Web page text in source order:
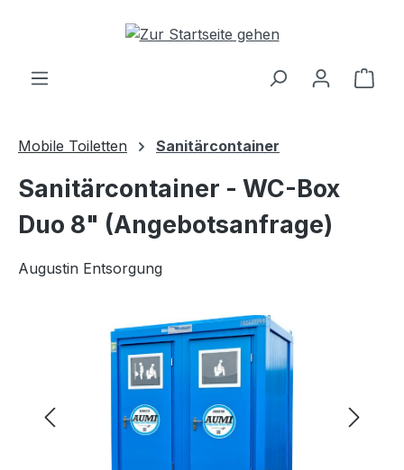
Zum Hauptinhalt springen
Mobile Toiletten Sanitärcontainer
Sanitärcontainer - WC-Box
Duo 8" (Angebotsanfrage)
Augustin Entsorgung
Bildergalerie überspringen